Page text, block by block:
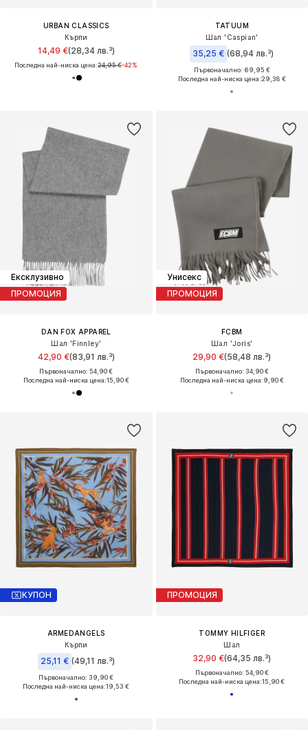
URBAN CLASSICS
Кърпи
14,49 €(28,34 лв.³)
Последна най-ниска цена:24,95 €-42%
TATUUM
Шал 'Caspian'
35,25 € (68,94 лв.³)
Първоначално: 69,95 €
Последна най-ниска цена:29,38 €
Ексклузивно
ПРОМОЦИЯ
DAN FOX APPAREL
Шал 'Finnley'
42,90 €(83,91 лв.³)
Първоначално: 54,90 €
Последна най-ниска цена:15,90 €
Унисекс
ПРОМОЦИЯ
FCBM
Шал 'Joris'
29,90 €(58,48 лв.³)
Първоначално: 34,90 €
Последна най-ниска цена:9,90 €
КУПОН
ARMEDANGELS
Кърпи
25,11 € (49,11 лв.³)
Първоначално: 39,90 €
Последна най-ниска цена:19,53 €
ПРОМОЦИЯ
TOMMY HILFIGER
Шал
32,90 €(64,35 лв.³)
Първоначално: 54,90 €
Последна най-ниска цена:15,90 €